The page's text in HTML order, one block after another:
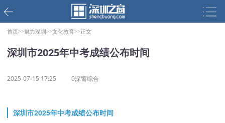
首页>>魅力深圳>>文化教育>>正文
深圳市2025年中考成绩公布时间
2025-07-15 17:25 0深窗综合
深圳市2025年中考成绩公布时间